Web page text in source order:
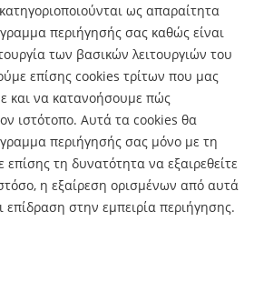
ως απαραίτητα
περιήγησής σας καθώς είναι
των βασικών λειτουργιών του
επίσης cookies τρίτων που μας
και να κατανοήσουμε πώς
ιστότοπο. Αυτά τα cookies θα
περιήγησής σας μόνο με τη
επίσης τη δυνατότητα να εξαιρεθείτε
η εξαίρεση ορισμένων από αυτά
επίδραση στην εμπειρία περιήγησης.